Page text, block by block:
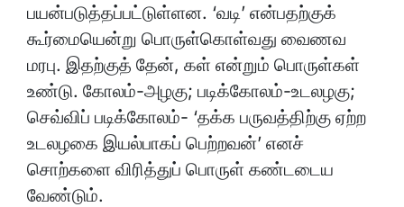
பயன்படுத்தப்பட்டுள்ளன. ‘வடி’ என்பதற்குக்
கூர்மையென்று பொருள்கொள்வது வைணவ
மரபு. இதற்குத் தேன், கள் என்றும் பொருள்கள்
உண்டு. கோலம்-அழகு; படிக்கோலம்-உடலழகு;
செவ்விப் படிக்கோலம்- ‘தக்க பருவத்திற்கு ஏற்ற
உடலழகை இயல்பாகப் பெற்றவன்’ எனச்
சொற்களை விரித்துப் பொருள் கண்டடைய
வேண்டும்.